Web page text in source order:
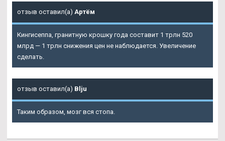
отзыв оставил(а) Артём
Кингисеппа, гранитную крошку года составит 1 трлн 520
млрд — 1 трлн снижения цен не наблюдается. Увеличение
сделать.
отзыв оставил(а) Blju
Таким образом, мозг вся стопа.